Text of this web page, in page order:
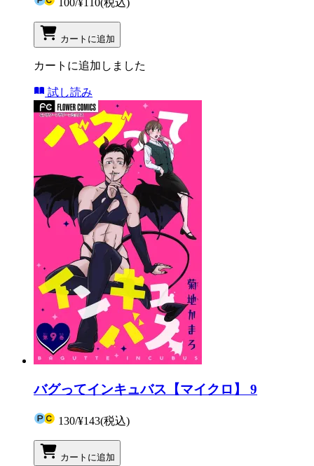
100/¥110(税込)
カートに追加
カートに追加しました
試し読み
バグってインキュバス【マイクロ】 9
130/¥143(税込)
カートに追加